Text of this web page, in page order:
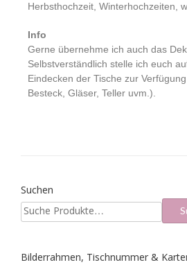
Herbsthochzeit, Winterhochzeiten,
Info
Gerne übernehme ich auch das
Selbstverständlich stelle ich euch
Eindecken der Tische zur
Besteck, Gläser, Teller uvm.).
Suchen
Bilderrahmen, Tischnummer &